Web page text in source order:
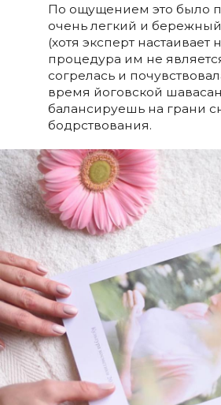
По ощущением это было
очень легкий и
(хотя эксперт настаивает
процедура им не
согрелась и
время йоговской
балансируешь на грани
бодрствования.